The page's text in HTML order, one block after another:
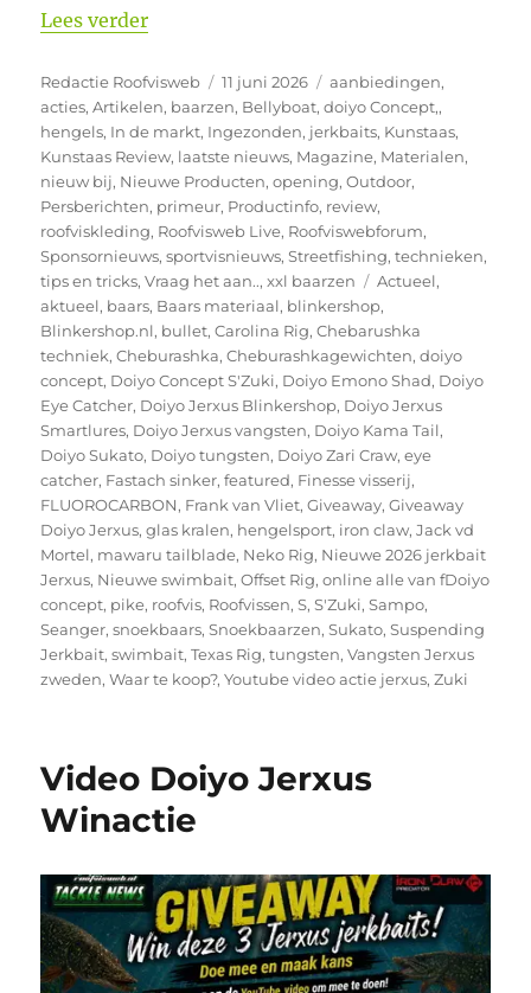
Lees verder“Alle Doiyo en Iron Claw kunstaas nu
Auteur
Redactie Roofvisweb
Geplaatst
op
11 juni 2026 Categorieën
aanbiedingen,
acties,Artikelen, baarzen, Bellyboat,doiyo Concept,,
hengels, In de markt, Ingezonden, jerkbaits, Kunstaas,
Kunstaas Review, laatste nieuws, Magazine, Materialen,
nieuw bij, Nieuwe Producten,opening,Outdoor,
Persberichten, primeur, Productinfo, review,
roofviskleding, Roofvisweb Live, Roofviswebforum,
Sponsornieuws,sportvisnieuws,Streetfishing,technieken,
tips en tricks,Vraag het aan..,xxl baarzen Tags
Actueel,
aktueel, baars, Baars materiaal, blinkershop,
Blinkershop.nl, bullet,Carolina Rig,Chebarushka
techniek,Cheburashka,Cheburashkagewichten,doiyo
concept, Doiyo Concept S'Zuki, Doiyo Emono Shad, Doiyo
Eye Catcher, Doiyo Jerxus Blinkershop, Doiyo Jerxus
Smartlures, Doiyo Jerxus vangsten, Doiyo Kama Tail,
Doiyo Sukato, Doiyo tungsten, Doiyo Zari Craw,eye
catcher, Fastach sinker,featured, Finesse visserij,
FLUOROCARBON, Frank van Vliet,Giveaway,Giveaway
Doiyo Jerxus,glas kralen, hengelsport, iron claw,Jack vd
Mortel, mawaru tailblade, Neko Rig, Nieuwe 2026 jerkbait
Jerxus, Nieuwe swimbait,Offset Rig,online alle van fDoiyo
concept, pike, roofvis, Roofvissen,S,S'Zuki,Sampo,
Seanger,snoekbaars,Snoekbaarzen,Sukato,Suspending
Jerkbait,swimbait,Texas Rig,tungsten,Vangsten Jerxus
zweden,Waar te koop?,Youtube video actie jerxus,Zuki
Video Doiyo Jerxus
Winactie